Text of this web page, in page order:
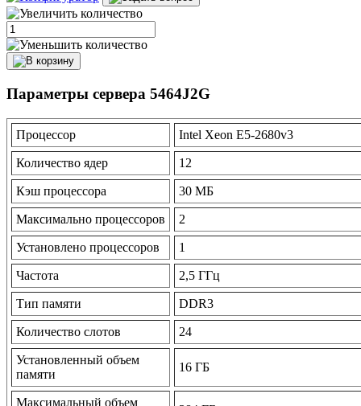
Параметры сервера 5464J2G
Процессор Intel Xeon E5-2680v3
Количество ядер 12
Кэш процессора 30 МБ
Максимально процессоров 2
Установлено процессоров 1
Частота 2,5 ГГц
Тип памяти DDR3
Количество слотов 24
Установленный объем
памяти
16 ГБ
Максимальный объем